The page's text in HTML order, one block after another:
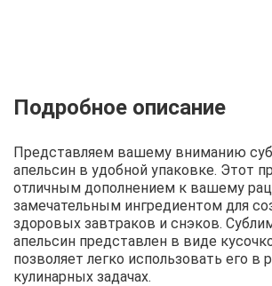
Описание Отзывы Рецепты
Представляем вашему вниманию
апельсин в удобной упаковке. Этот
отличным дополнением к вашему
замечательным ингредиентом для
здоровых завтраков и снэков.
апельсин представлен в виде
позволяет легко использовать его в
кулинарных задачах.